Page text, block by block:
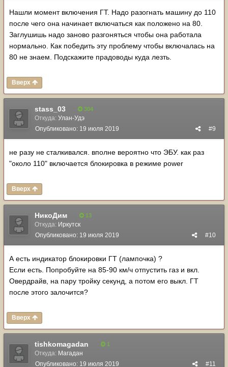
Нашли момент включения ГТ. Надо разогнать машину до 110
после чего она начинает включаться как положено на 80.
Заглушишь надо заново разгоняться чтобы она работала
нормально. Как победить эту проблему чтобы включалась на
80 не знаем. Подскажите прадоводы куда лезть.
Вверх
stass_03 304
Откуда: Улан-Удэ
#9
Опубликовано: 19 июля 2019
не разу не сталкивался. вполне вероятно что ЭБУ. как раз
"около 110" включается блокировка в режиме power
Вверх
НикоДим 13
Откуда: Иркутск
#10
Опубликовано: 19 июля 2019
А есть индикатор блокировки ГТ (лампочка) ?
Если есть. Попробуйте на 85-90 км/ч отпустить газ и вкл.
Овердрайв, на пару тройку секунд, а потом его выкл. ГТ
после этого залочится?
Вверх
tishkomagadan 1
Откуда: Магадан
#11
Опубликовано: 19 июля 2019